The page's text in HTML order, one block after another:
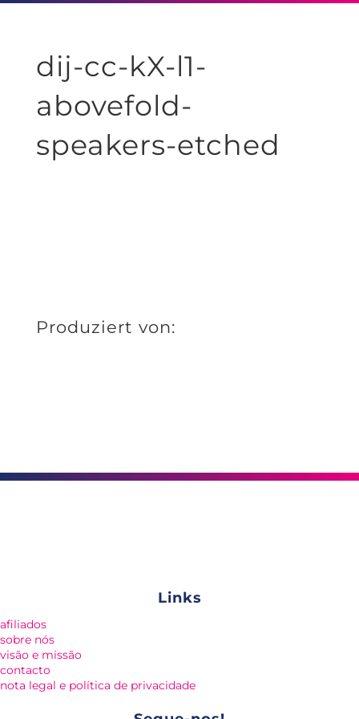
dij-cc-kX-l1-
abovefold-
speakers-etched
Produziert von:
Links
afiliados
sobre nós
visão e missão
contacto
nota legal e política de privacidade